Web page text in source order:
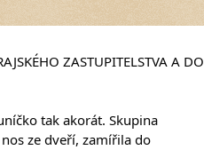
ZASTUPITELSTVA A DO
tak akorát. Skupina
ze dveří, zamířila do